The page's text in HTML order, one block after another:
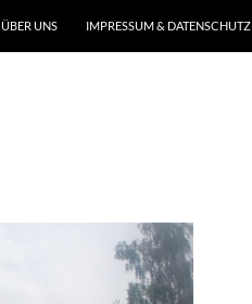
ÜBER UNS IMPRESSUM & DATENSCHUTZ